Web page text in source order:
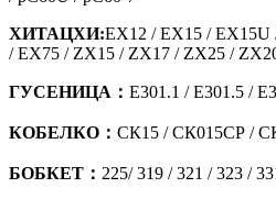
ХИТАЦХИ:EX12 / EX15 /
/ EX75 / ZX15 / ZX17 / ZX25 /
ГУСЕНИЦА： Е301.1 / Е301.5 /
КОБЕЛКО： СК15 / СК015СР /
БОБКЕТ： 225/ 319 / 321 / 323 /